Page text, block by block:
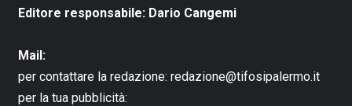
Editore responsabile: Dario Cangemi
Mail:
per contattare la redazione: redazione@tifosipalermo.it
per la tua pubblicità: